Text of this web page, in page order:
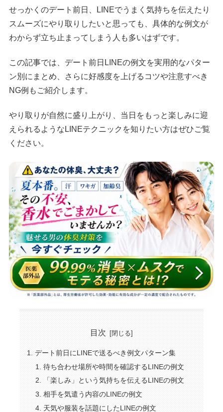
せっかくのデート前日、LINEでうまく気持ちを伝えたり
スムーズにやり取りしたいと思っても、具体的な例文が
わからず立ち止まってしまう人も多いはずです。
この記事では、デート前日LINEの例文を実用的なパター
ン別にまとめ、さらに好感度を上げるコツや注意すべき
NG例もご紹介します。
やり取りが自然に盛り上がり、当日をもっと楽しみに迎
えられるようなLINEテクニックを知りたい方はぜひご覧
ください。
目次
デート前日にLINEで送るべき例文パターン集
待ち合わせ場所や時間を確認するLINEの例文
「楽しみ」という気持ちを伝えるLINEの例文
相手を気遣う内容のLINEの例文
天気や服装を話題にしたLINEの例文